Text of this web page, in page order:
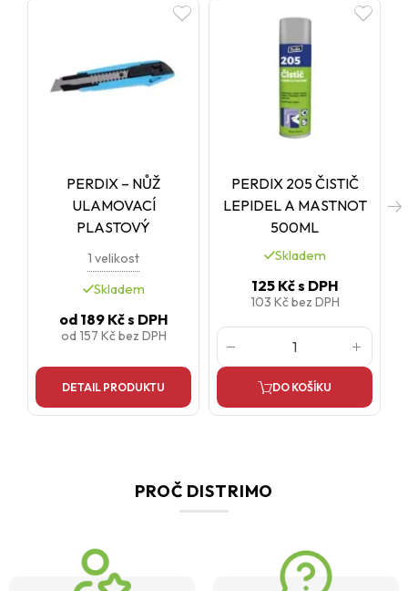
PERDIX – NŮŽ
ULAMOVACÍ
PLASTOVÝ
1 velikost
Skladem
od189 Kčs DPH
od 157 Kčbez DPH
DETAIL PRODUKTU
PERDIX 205 ČISTIČ
LEPIDEL A MASTNOT
500ML
Skladem
125 Kčs DPH
103 Kčbez DPH
DO KOŠÍKU
PROČ DISTRIMO